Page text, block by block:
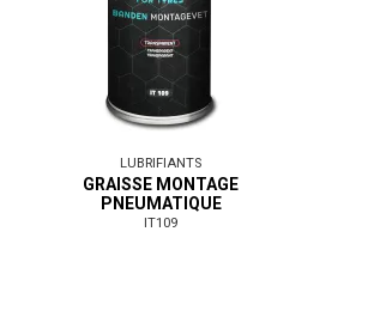
LUBRIFIANTS
GRAISSE MONTAGE
PNEUMATIQUE
IT109